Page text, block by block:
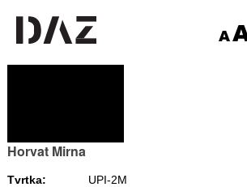
Horvat Mirna
Tvrtka: UPI-2M